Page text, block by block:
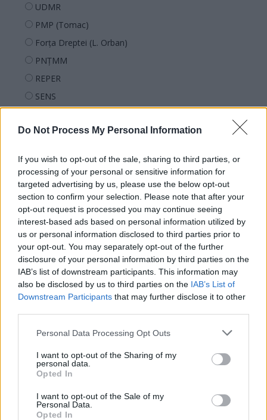
Do Not Process My Personal Information
If you wish to opt-out of the sale, sharing to third parties, or
processing of your personal or sensitive information for
targeted advertising by us, please use the below opt-out
section to confirm your selection. Please note that after your
opt-out request is processed you may continue seeing
interest-based ads based on personal information utilized by
us or personal information disclosed to third parties prior to
your opt-out. You may separately opt-out of the further
disclosure of your personal information by third parties on the
IAB’s list of downstream participants. This information may
also be disclosed by us to third parties on the IAB’s List of
Downstream Participants that may further disclose it to other
Personal Data Processing Opt Outs
I want to opt-out of the Sharing of my
personal data.
Opted In
I want to opt-out of the Sale of my
Personal Data.
Opted In
UDMR
PMP (Tomac)
Forța Dreptei (L. Orban)
PNȚMM
REPER
SENS
POT (Gavrilă)
Acțiunea Conservatoare (Târziu)
PDF (Lazarus)
PUSL (D. Voiculescu)
PNȚCD (Pavelescu)
PNCR (Terheș)
Partidul Patrioților (Surugiu)
FAR (Coarnă)
România pe Primul Loc (Ponta)
Arată rezultatele